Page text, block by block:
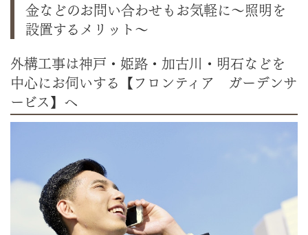
金などのお問い合わせもお気軽に～照明を
設置するメリット～
外構工事は神戸・姫路・加古川・明石などを
中心にお伺いする【フロンティア ガーデンサ
ービス】へ